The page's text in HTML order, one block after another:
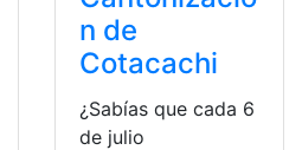
n de
Cotacachi
¿Sabías que cada 6
de julio